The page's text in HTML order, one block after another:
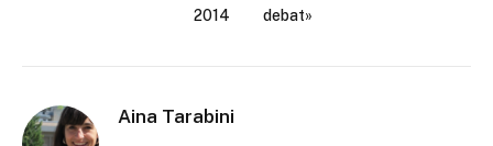
2014
debat»
Aina Tarabini